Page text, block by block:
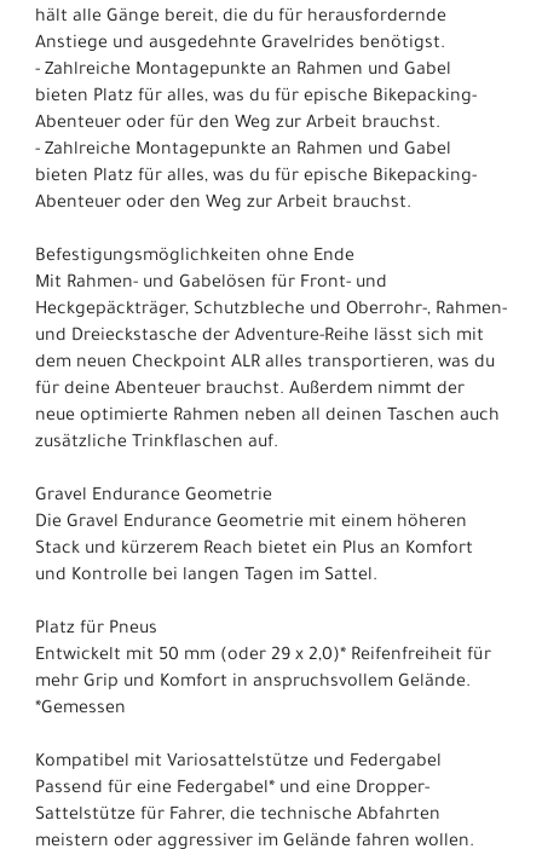
hält alle Gänge bereit, die du für herausfordernde
Anstiege und ausgedehnte Gravelrides benötigst.
- Zahlreiche Montagepunkte an Rahmen und Gabel
bieten Platz für alles, was du für epische Bikepacking-
Abenteuer oder für den Weg zur Arbeit brauchst.
- Zahlreiche Montagepunkte an Rahmen und Gabel
bieten Platz für alles, was du für epische Bikepacking-
Abenteuer oder den Weg zur Arbeit brauchst.
Befestigungsmöglichkeiten ohne Ende
Mit Rahmen- und Gabelösen für Front- und
Heckgepäckträger, Schutzbleche und Oberrohr-, Rahmen-
und Dreieckstasche der Adventure-Reihe lässt sich mit
dem neuen Checkpoint ALR alles transportieren, was du
für deine Abenteuer brauchst. Außerdem nimmt der
neue optimierte Rahmen neben all deinen Taschen auch
zusätzliche Trinkflaschen auf.
Gravel Endurance Geometrie
Die Gravel Endurance Geometrie mit einem höheren
Stack und kürzerem Reach bietet ein Plus an Komfort
und Kontrolle bei langen Tagen im Sattel.
Platz für Pneus
Entwickelt mit 50 mm (oder 29 x 2,0)* Reifenfreiheit für
mehr Grip und Komfort in anspruchsvollem Gelände.
*Gemessen
Kompatibel mit Variosattelstütze und Federgabel
Passend für eine Federgabel* und eine Dropper-
Sattelstütze für Fahrer, die technische Abfahrten
meistern oder aggressiver im Gelände fahren wollen.